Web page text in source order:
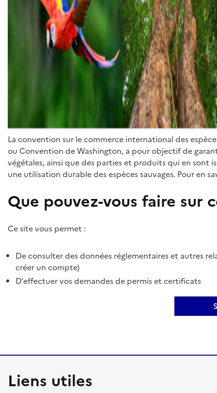
La convention sur le commerce international des
ou Convention de Washington, a pour objectif de
végétales, ainsi que des parties et produits qui en sont
une utilisation durable des espèces sauvages. Pour en
Que pouvez-vous faire sur
Ce site vous permet :
De consulter des données réglementaires et autres
créer un compte)
D'effectuer vos demandes de permis et certificats
Liens utiles